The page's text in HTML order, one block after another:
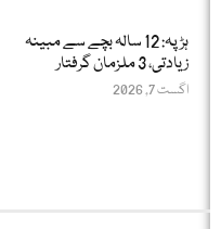
ہڑپہ: 12 سالہ بچے سے مبینہ
زیادتی، 3 ملزمان گرفتار
اگست 7, 2026